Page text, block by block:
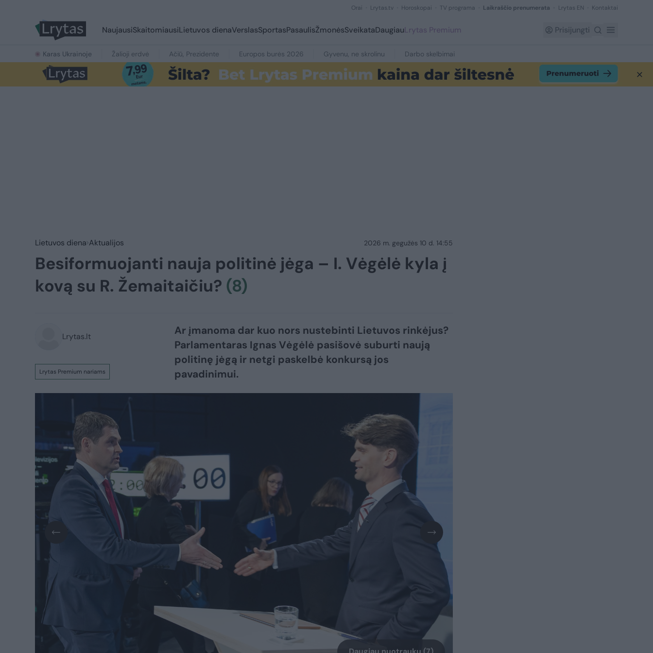
Orai Lrytas.tv Horoskopai TV programa Laikraščio prenumerata Lrytas EN Kontaktai
NaujausiSkaitomiausiLietuvos dienaVerslasSportasPasaulisŽmonėsSveikataDaugiauLrytas Premium Prisijungti
Karas Ukrainoje Žalioji erdvė Ačiū, Prezidente Europos burės 2026 Gyvenu, ne skrolinu Darbo skelbimai
Lietuvos diena Aktualijos 2026 m. gegužės 10 d. 14:55
Besiformuojanti nauja politinė jėga – I. Vėgėlė kyla į
kovą su R. Žemaitaičiu? (8)
Lrytas.lt
Lrytas Premium nariams
Ar įmanoma dar kuo nors nustebinti Lietuvos rinkėjus?
Parlamentaras Ignas Vėgėlė pasišovė suburti naują
politinę jėgą ir netgi paskelbė konkursą jos
pavadinimui.